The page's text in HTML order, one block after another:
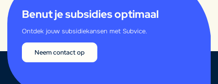
Benut je subsidies optimaal
Ontdek jouw subsidiekansen met Subvice.
Neem contact op